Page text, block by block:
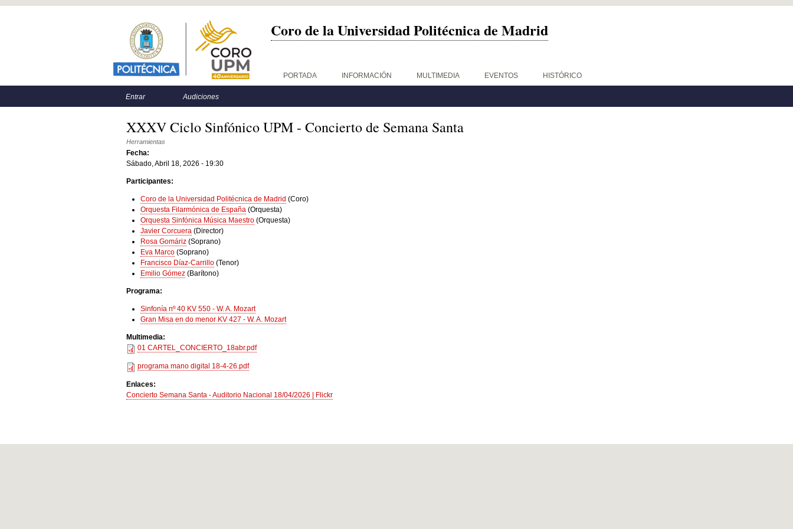
Coro de la Universidad Politécnica de Madrid
PORTADA INFORMACIÓN MULTIMEDIA EVENTOS HISTÓRICO
Entrar Audiciones
XXXV Ciclo Sinfónico UPM - Concierto de Semana Santa
Herramientas
Fecha:
Sábado, Abril 18, 2026 - 19:30
Participantes:
Coro de la Universidad Politécnica de Madrid (Coro)
Orquesta Filarmónica de España (Orquesta)
Orquesta Sinfónica Música Maestro (Orquesta)
Javier Corcuera (Director)
Rosa Gomáriz (Soprano)
Eva Marco (Soprano)
Francisco Díaz-Carrillo (Tenor)
Emilio Gómez (Barítono)
Programa:
Sinfonía nº 40 KV 550 - W. A. Mozart
Gran Misa en do menor KV 427 - W. A. Mozart
Multimedia:
01 CARTEL_CONCIERTO_18abr.pdf
programa mano digital 18-4-26.pdf
Enlaces:
Concierto Semana Santa - Auditorio Nacional 18/04/2026 | Flickr